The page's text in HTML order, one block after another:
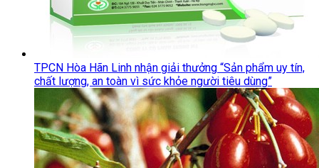
TPCN Hòa Hãn Linh nhận giải thưởng “Sản phẩm uy tín,
chất lượng, an toàn vì sức khỏe người tiêu dùng”